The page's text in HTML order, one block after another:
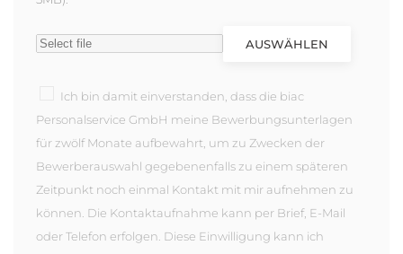
AUSWÄHLEN
Ich bin damit einverstanden, dass die biac
Personalservice GmbH meine Bewerbungsunterlagen
für zwölf Monate aufbewahrt, um zu Zwecken der
Bewerberauswahl gegebenenfalls zu einem späteren
Zeitpunkt noch einmal Kontakt mit mir aufnehmen zu
können. Die Kontaktaufnahme kann per Brief, E-Mail
oder Telefon erfolgen. Diese Einwilligung kann ich